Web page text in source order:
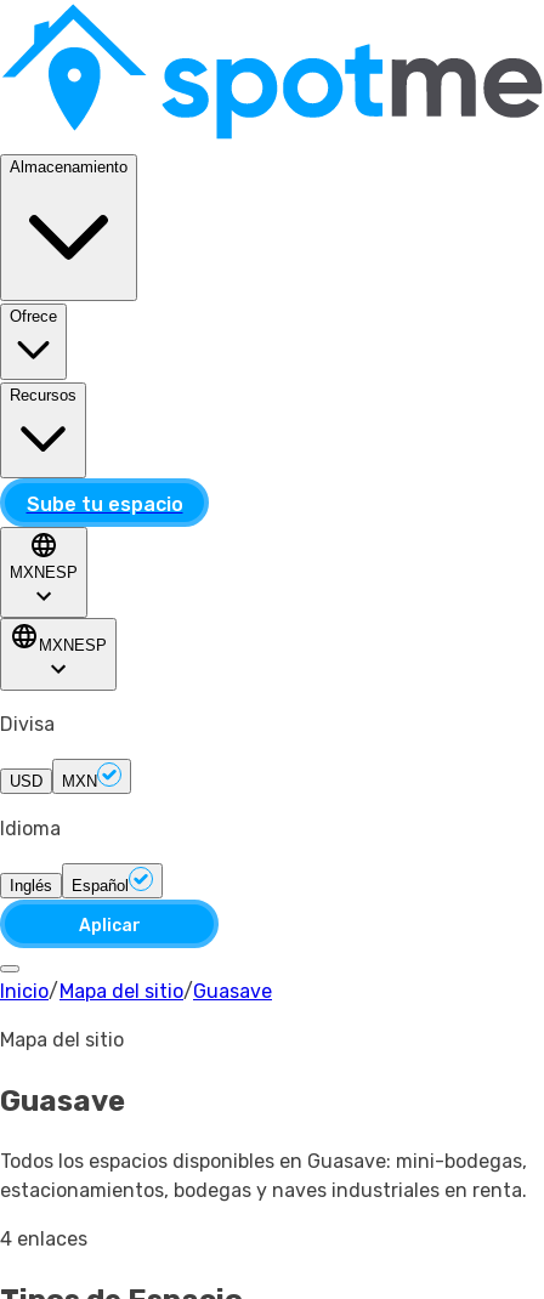
Almacenamiento
Ofrece
Recursos
Sube tu espacio
MXN ESP
MXN ESP
Divisa
USD MXN
Idioma
Inglés Español
Aplicar
Inicio/ Mapa del sitio/Guasave
Mapa del sitio
Guasave
Todos los espacios disponibles en Guasave: mini-bodegas,
estacionamientos, bodegas y naves industriales en renta.
4 enlaces